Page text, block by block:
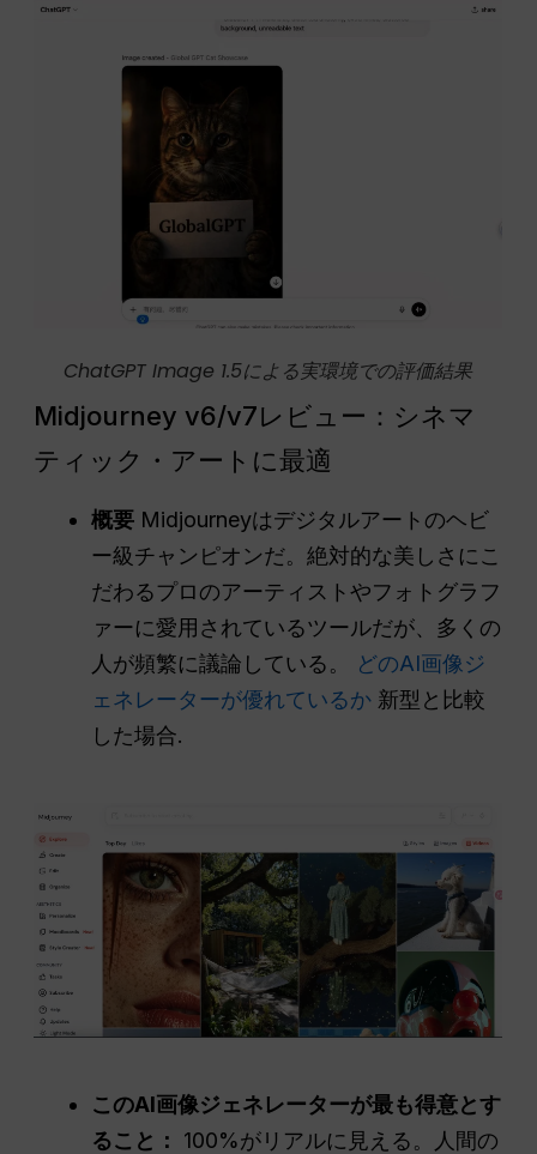
ChatGPT Image 1.5による実環境での評価結果
Midjourney v6/v7レビュー：シネマ
ティック・アートに最適
概要 Midjourneyはデジタルアートのヘビ
ー級チャンピオンだ。絶対的な美しさにこ
だわるプロのアーティストやフォトグラフ
ァーに愛用されているツールだが、多くの
人が頻繁に議論している。
どのAI画像ジ
ェネレーターが優れているか 新型と比較
した場合.
このAI画像ジェネレーターが最も得意とす
ること：
100%がリアルに見える。人間の